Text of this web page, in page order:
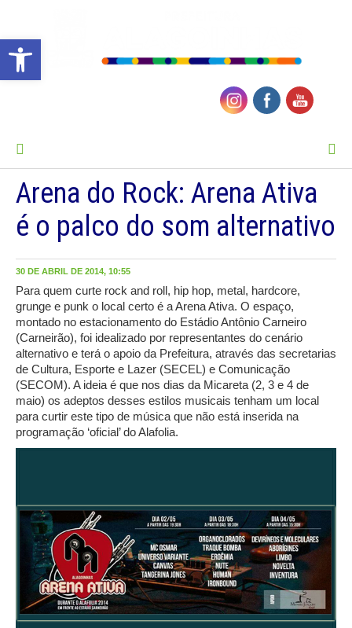
Arena do Rock: Arena Ativa
é o palco do som alternativo
30 DE ABRIL DE 2014, 10:55
Para quem curte rock and roll, hip hop, metal, hardcore,
grunge e punk o local certo é a Arena Ativa. O espaço,
montado no estacionamento do Estádio Antônio Carneiro
(Carneirão), foi idealizado por representantes do cenário
alternativo e terá o apoio da Prefeitura, através das secretarias
de Cultura, Esporte e Lazer (SECEL) e Comunicação
(SECOM). A ideia é que nos dias da Micareta (2, 3 e 4 de
maio) os adeptos desses estilos musicais tenham um local
para curtir este tipo de música que não está inserida na
programação ‘oficial’ do Alafolia.
Barra de Ferramentas Aberta